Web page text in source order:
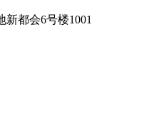
都会6号楼1001